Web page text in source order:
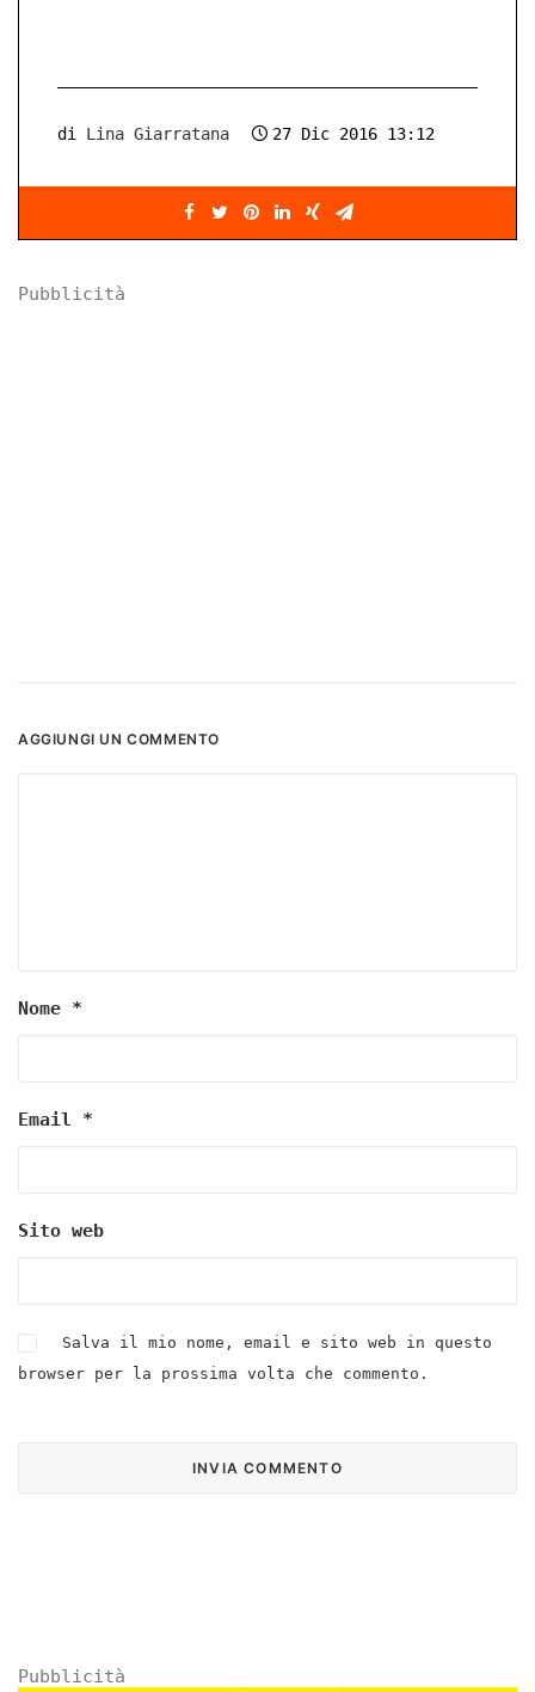
di Lina Giarratana 27 Dic 2016 13:12
Pubblicità
AGGIUNGI UN COMMENTO
Nome *
Email *
Sito web
Salva il mio nome, email e sito web in questo
browser per la prossima volta che commento.
Pubblicità